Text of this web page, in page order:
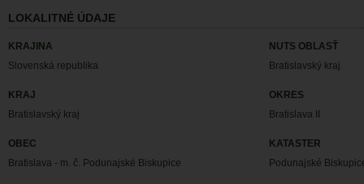
LOKALITNÉ ÚDAJE
KRAJINA
Slovenská republika
NUTS OBLASŤ
Bratislavský kraj
KRAJ
Bratislavský kraj
OKRES
Bratislava II
OBEC
Bratislava - m. č. Podunajské Biskupice
KATASTER
Podunajské